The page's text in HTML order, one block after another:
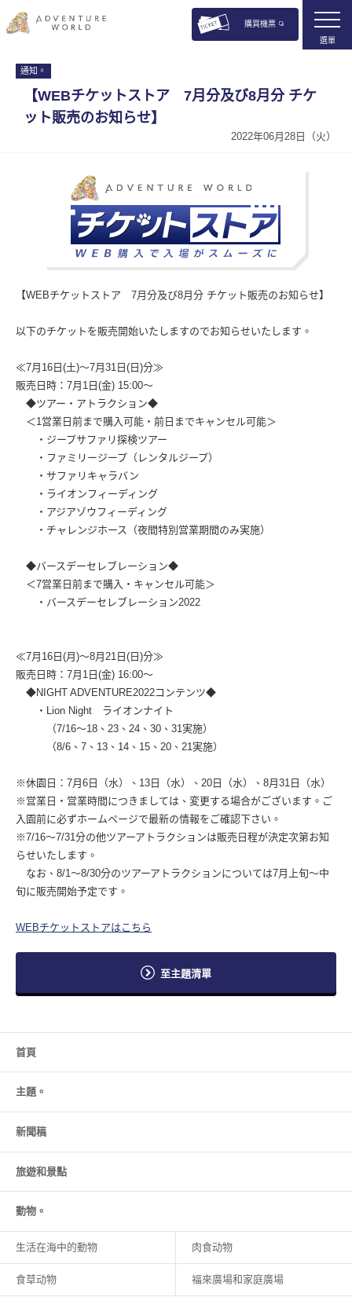
購買機票
選單
通知。
【WEBチケットストア 7月分及び8月分 チケ
ット販売のお知らせ】
2022年06月28日（火）
【WEBチケットストア 7月分及び8月分 チケット販売のお知らせ】
以下のチケットを販売開始いたしますのでお知らせいたします。
≪7月16日(土)〜7月31日(日)分≫
販売日時：7月1日(金) 15:00〜
◆ツアー・アトラクション◆
＜1営業日前まで購入可能・前日までキャンセル可能＞
・ジープサファリ探検ツアー
・ファミリージープ（レンタルジープ）
・サファリキャラバン
・ライオンフィーディング
・アジアゾウフィーディング
・チャレンジホース（夜間特別営業期間のみ実施）
◆バースデーセレブレーション◆
＜7営業日前まで購入・キャンセル可能＞
・バースデーセレブレーション2022
≪7月16日(月)〜8月21日(日)分≫
販売日時：7月1日(金) 16:00〜
◆NIGHT ADVENTURE2022コンテンツ◆
・Lion Night ライオンナイト
（7/16～18、23、24、30、31実施）
（8/6、7、13、14、15、20、21実施）
※休園日：7月6日（水）、13日（水）、20日（水）、8月31日（水）
※営業日・営業時間につきましては、変更する場合がございます。ご
入園前に必ずホームページで最新の情報をご確認下さい。
※7/16～7/31分の他ツアーアトラクションは販売日程が決定次第お知
らせいたします。
なお、8/1～8/30分のツアーアトラクションについては7月上旬～中
旬に販売開始予定です。
WEBチケットストアはこちら
至主題清單
首頁
主題。
新聞稿
旅遊和景點
動物。
生活在海中的動物 肉食动物
食草动物 福來廣場和家庭廣場